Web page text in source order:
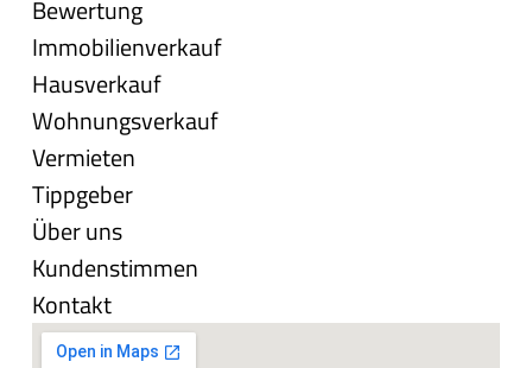
Bewertung
Immobilienverkauf
Hausverkauf
Wohnungsverkauf
Vermieten
Tippgeber
Über uns
Kundenstimmen
Kontakt